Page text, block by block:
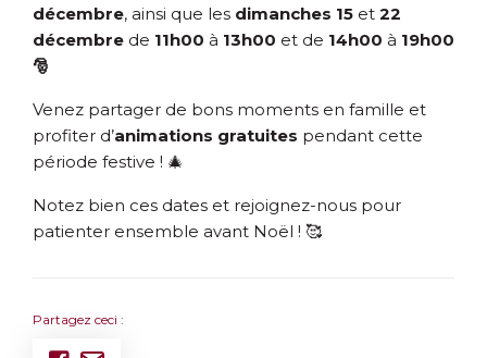
décembre, ainsi que les dimanches 15 et 22
décembre de 11h00 à 13h00 et de 14h00 à 19h00
🎅
Venez partager de bons moments en famille et
profiter d’animations gratuites pendant cette
période festive ! 🎄
Notez bien ces dates et rejoignez-nous pour
patienter ensemble avant Noël ! 🥰
Partagez ceci :